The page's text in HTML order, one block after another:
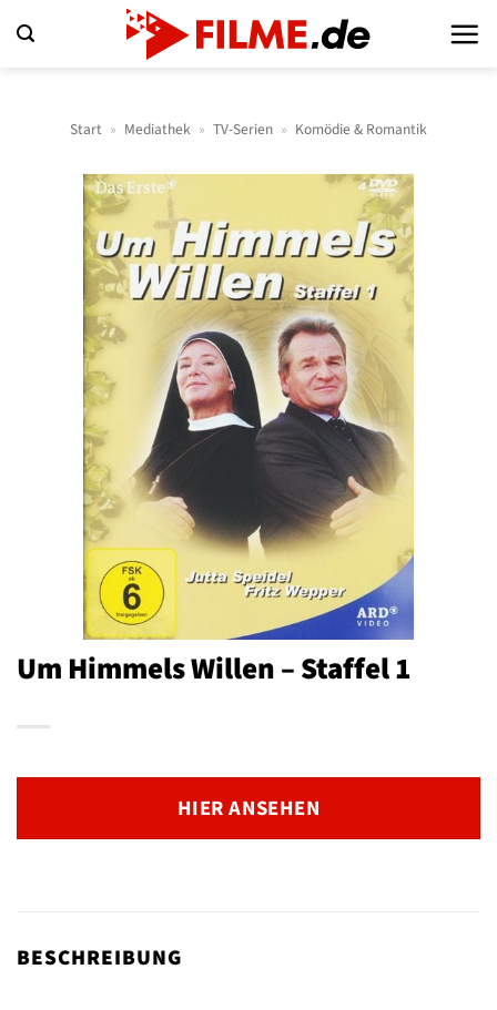
Inhalt
Start » Mediathek » TV-Serien » Komödie & Romantik
Um Himmels Willen – Staffel 1
HIER ANSEHEN
BESCHREIBUNG